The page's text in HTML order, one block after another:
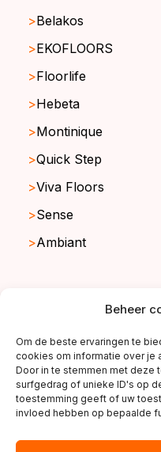
Beheer
Om de beste ervaringen te
cookies om informatie over je
Door in te stemmen met deze
surfgedrag of unieke ID's op
toestemming geeft of uw
invloed hebben op bepaalde
Belakos
EKOFLOORS
Floorlife
Hebeta
Montinique
Quick Step
Viva Floors
Sense
Ambiant